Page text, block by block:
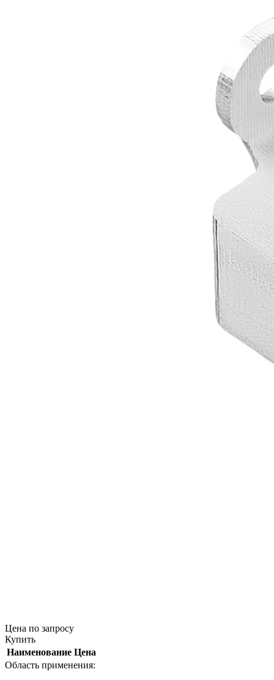
Цена по запросу
Купить
Наименование Цена
Область применения: